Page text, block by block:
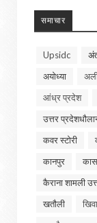
समाचार
Upsidc
अयोध्या
आंध्र प्रदेश
उत्तर
कवर स्टोरी
कानपुर
कैराना शामली
खतौली